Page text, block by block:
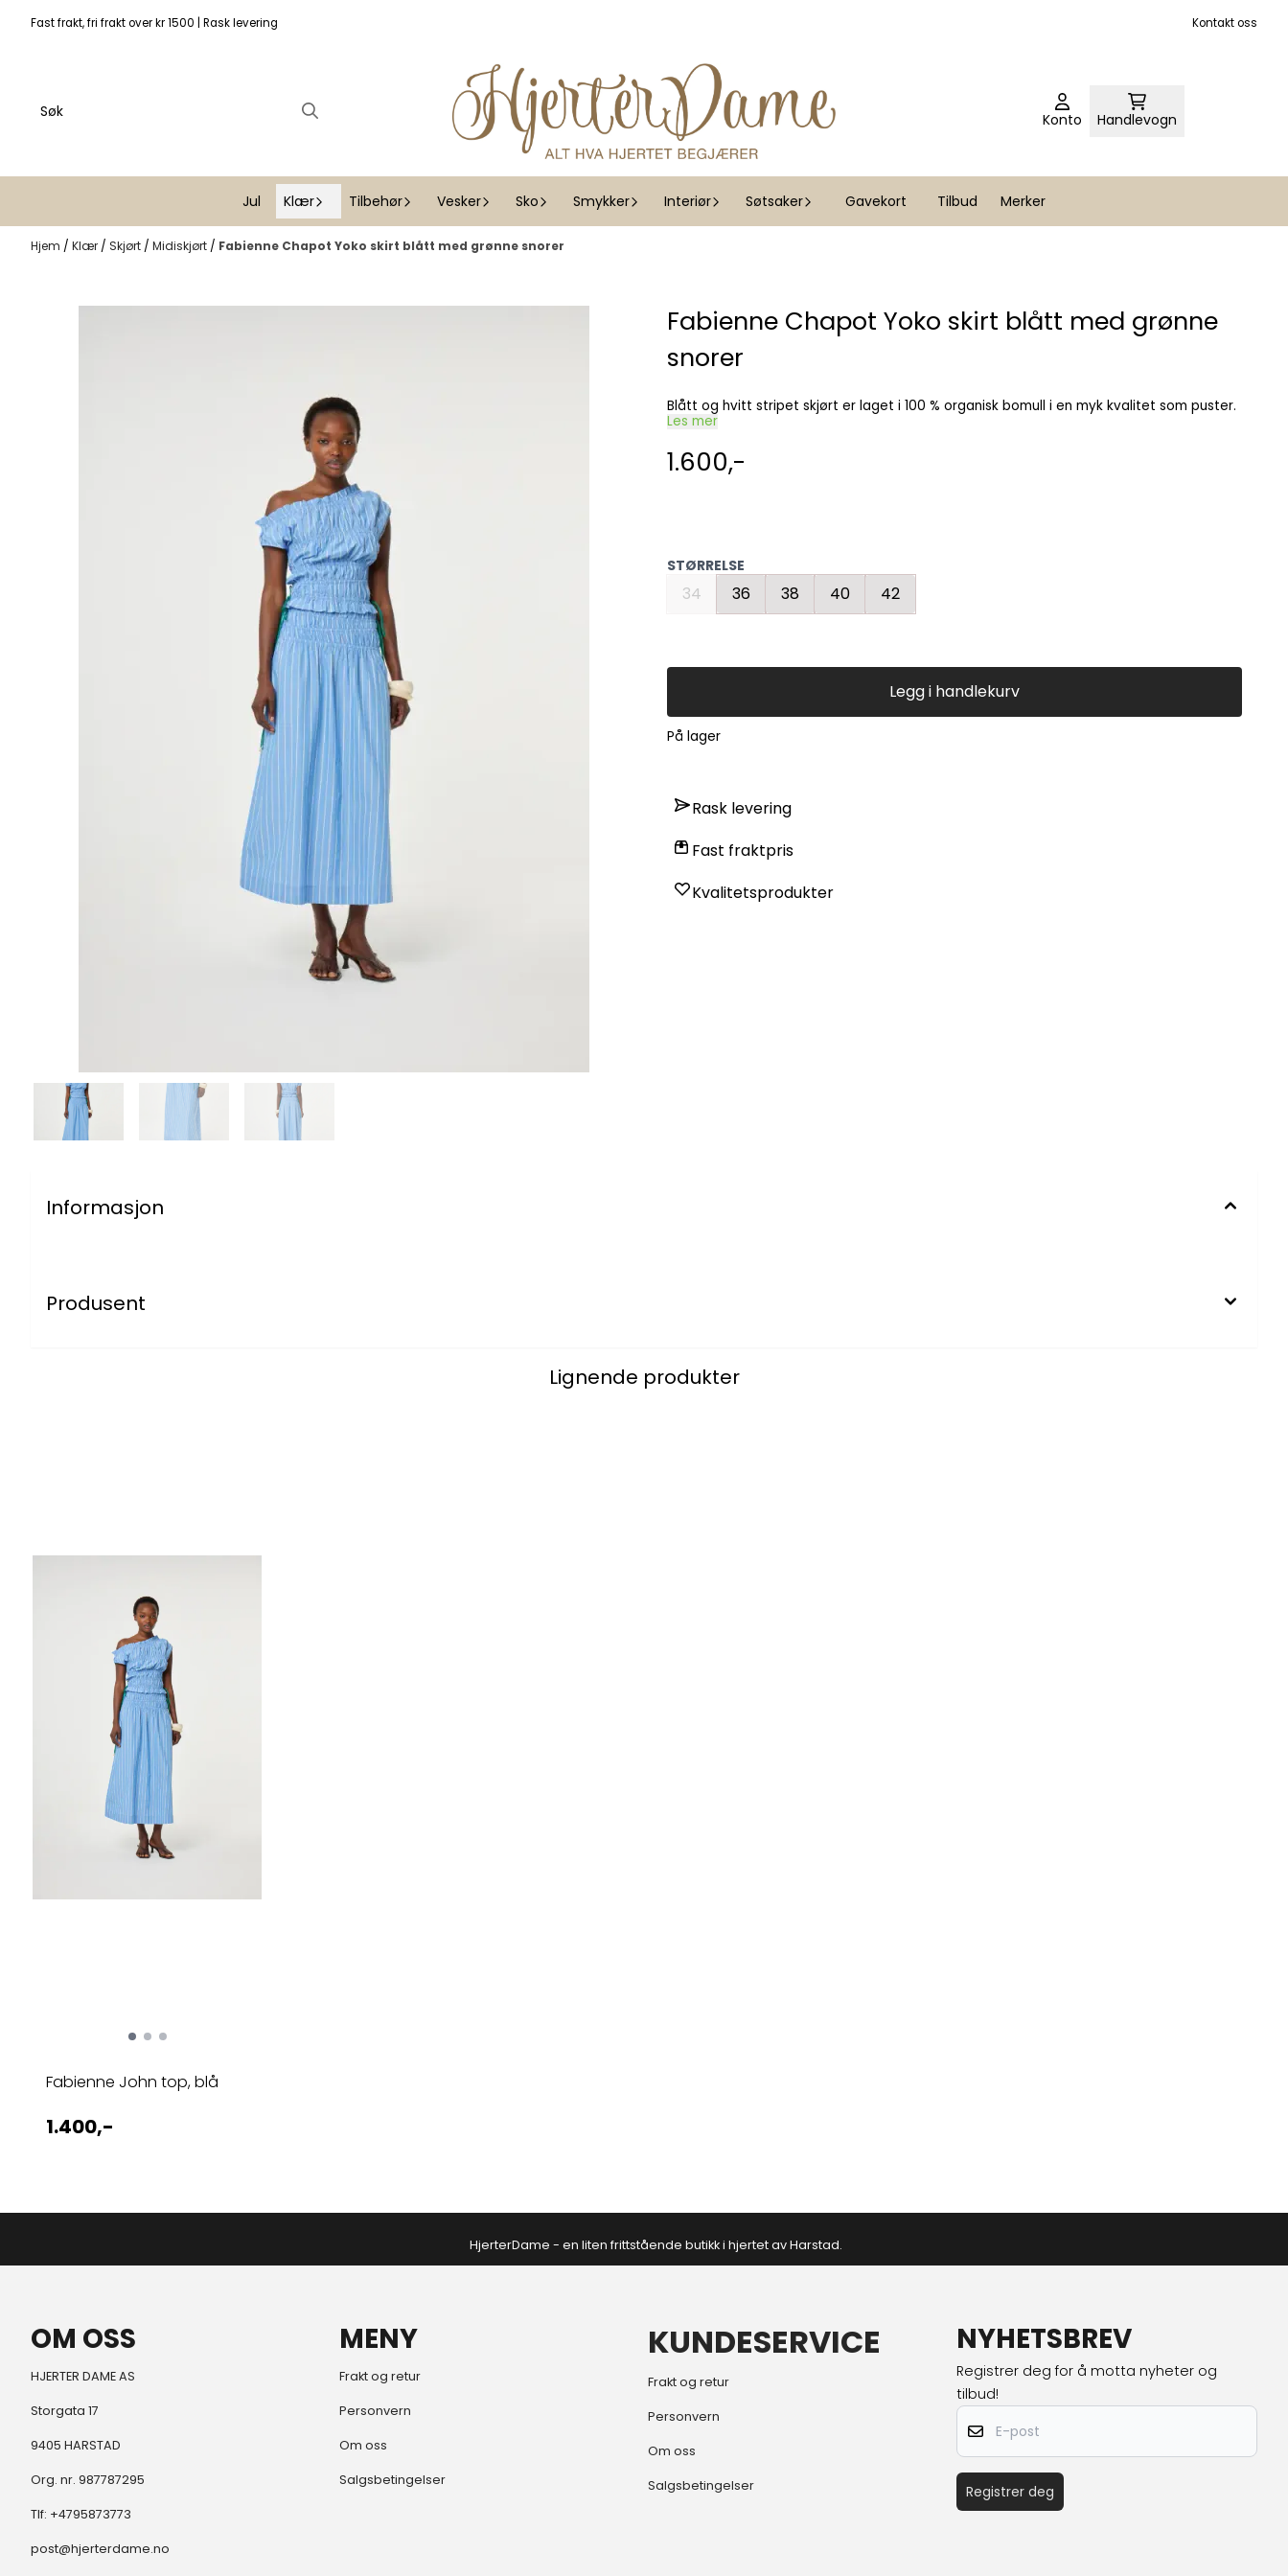
Hopp til innhold
Fast frakt, fri frakt over kr 1500 | Rask levering Kontakt oss
Konto Handlevogn
Jul Klær Tilbehør Vesker Sko Smykker Interiør Søtsaker Gavekort Tilbud Merker
Hjem / Klær / Skjørt / Midiskjørt / Fabienne Chapot Yoko skirt blått med grønne snorer
Fabienne Chapot Yoko skirt blått med grønne
snorer
Blått og hvitt stripet skjørt er laget i 100 % organisk bomull i en myk kvalitet som puster.
Les mer
1.600,-
STØRRELSE
34 36 38 40 42
Legg i handlekurv
På lager
Rask levering
Fast fraktpris
Kvalitetsprodukter
Informasjon
Produsent
Lignende produkter
Fabienne John top, blå
1.400,-
HjerterDame - en liten frittstående butikk i hjertet av Harstad.
OM OSS
HJERTER DAME AS
Storgata 17
9405 HARSTAD
Org. nr. 987787295
Tlf: +4795873773
post@hjerterdame.no
MENY
Frakt og retur
Personvern
Om oss
Salgsbetingelser
KUNDESERVICE
Frakt og retur
Personvern
Om oss
Salgsbetingelser
NYHETSBREV
Registrer deg for å motta nyheter og
tilbud!
E-post
Registrer deg